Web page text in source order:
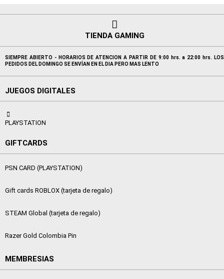
TIENDA GAMING
SIEMPRE ABIERTO - HORARIOS DE ATENCION A PARTIR DE 9:00 hrs. a 22:00 hrs. LOS
PEDIDOS DEL DOMINGO SE ENVÍAN EN EL DIA PERO MAS LENTO
JUEGOS DIGITALES
PLAYSTATION
GIFTCARDS
PSN CARD (PLAYSTATION)
Gift cards ROBLOX (tarjeta de regalo)
STEAM Global (tarjeta de regalo)
Razer Gold Colombia Pin
MEMBRESIAS